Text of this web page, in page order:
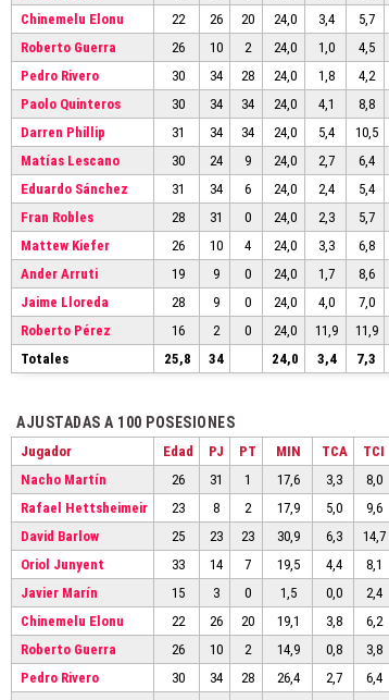
Chinemelu Elonu
22 26 20 24,0 3,4 5,7
Roberto Guerra
26 10 2 24,0 1,0 4,5
Pedro Rivero
30 34 28 24,0 1,8 4,2
Paolo Quinteros
30 34 34 24,0 4,1 8,8
Darren Phillip
31 34 34 24,0 5,4 10,5
Matías Lescano
30 24 9 24,0 2,7 6,4
Eduardo Sánchez
31 34 6 24,0 2,4 5,4
Fran Robles
28 31 0 24,0 2,3 5,7
Mattew Kiefer
26 10 4 24,0 3,3 6,8
Ander Arruti
19 9 0 24,0 1,7 8,6
Jaime Lloreda
28 9 0 24,0 4,0 7,0
Roberto Pérez
16 2 0 24,0 11,9 11,9
Totales
25,8 34 24,0 3,4 7,3
AJUSTADAS A 100 POSESIONES
Jugador Edad PJ PT MIN TCA TCI
Nacho Martín
26 31 1 17,6 3,3 8,0
Rafael Hettsheimeir
23 8 2 17,9 5,0 9,6
David Barlow
25 23 23 30,9 6,3 14,7
Oriol Junyent
33 14 7 19,5 4,4 8,1
Javier Marín
15 3 0 1,5 0,0 2,4
Chinemelu Elonu
22 26 20 19,1 3,8 6,2
Roberto Guerra
26 10 2 14,9 0,8 3,8
Pedro Rivero
30 34 28 26,4 2,7 6,4